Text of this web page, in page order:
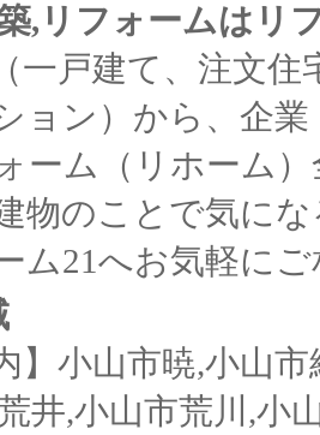
,リフォームはリ
一戸建て、注文
ョン）から、企
ーム（リホーム
物のことで気に
ム21へお気軽に
】小山市暁,小山
井,小山市荒川,小